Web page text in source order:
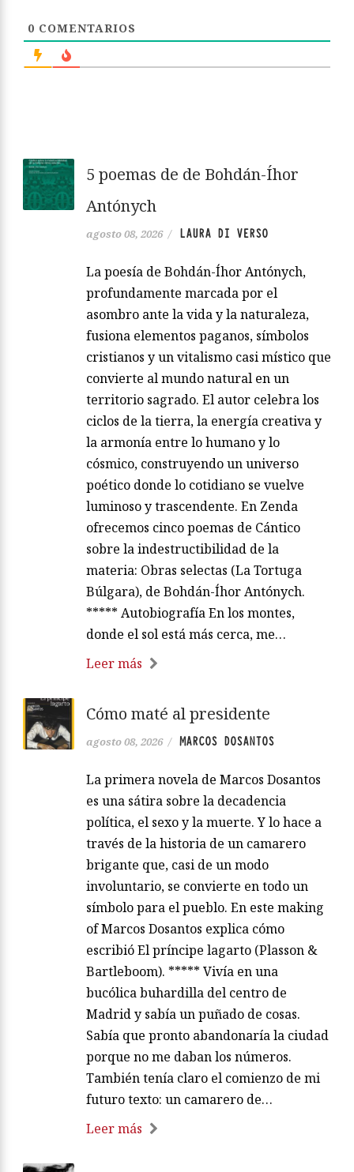
0 COMENTARIOS
5 poemas de de Bohdán-Íhor
Antónych
agosto 08, 2026 / LAURA DI VERSO
La poesía de Bohdán-Íhor Antónych,
profundamente marcada por el
asombro ante la vida y la naturaleza,
fusiona elementos paganos, símbolos
cristianos y un vitalismo casi místico que
convierte al mundo natural en un
territorio sagrado. El autor celebra los
ciclos de la tierra, la energía creativa y
la armonía entre lo humano y lo
cósmico, construyendo un universo
poético donde lo cotidiano se vuelve
luminoso y trascendente. En Zenda
ofrecemos cinco poemas de Cántico
sobre la indestructibilidad de la
materia: Obras selectas (La Tortuga
Búlgara), de Bohdán-Íhor Antónych.
***** Autobiografía En los montes,
donde el sol está más cerca, me…
Leer más
Cómo maté al presidente
agosto 08, 2026 / MARCOS DOSANTOS
La primera novela de Marcos Dosantos
es una sátira sobre la decadencia
política, el sexo y la muerte. Y lo hace a
través de la historia de un camarero
brigante que, casi de un modo
involuntario, se convierte en todo un
símbolo para el pueblo. En este making
of Marcos Dosantos explica cómo
escribió El príncipe lagarto (Plasson &
Bartleboom). ***** Vivía en una
bucólica buhardilla del centro de
Madrid y sabía un puñado de cosas.
Sabía que pronto abandonaría la ciudad
porque no me daban los números.
También tenía claro el comienzo de mi
futuro texto: un camarero de…
Leer más